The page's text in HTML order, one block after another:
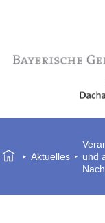
Aktuelles
und